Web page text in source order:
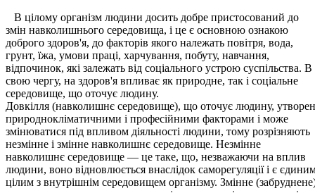
В цілому організм людини досить добре пристосований до
змін навколишнього середовища, і це є основною ознакою
доброго здоров'я, до факторів якого належать повітря, вода,
грунт, їжа, умови праці, харчування, побуту, навчання,
відпочинок, які залежать від соціального устрою суспільства. В
свою чергу, на здоров'я впливає як природне, так і соціальне
середовище, що оточує людину.
Довкілля (навколишнє середовище), що оточує людину,
природнокліматичними і професійними факторами і може
змінюватися під впливом діяльності людини, тому розрізняють
незмінне і змінне навколишнє середовище. Незмінне
навколишнє середовище — це таке, що, незважаючи на вплив
людини, воно відновлюється внаслідок саморегуляції і є
цілим з внутрішнім середовищем організму. Змінне